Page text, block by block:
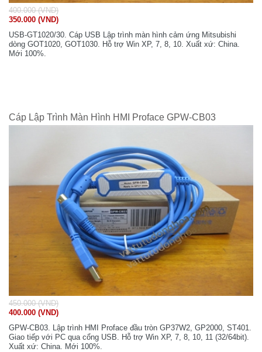
400.000 (VND)
350.000 (VND)
USB-GT1020/30. Cáp USB Lập trình màn hình cảm ứng Mitsubishi
dòng GOT1020, GOT1030. Hỗ trợ Win XP, 7, 8, 10. Xuất xứ: China.
Mới 100%.
Cáp Lập Trình Màn Hình HMI Proface GPW-CB03
450.000 (VND)
400.000 (VND)
GPW-CB03. Lập trình HMI Proface đầu tròn GP37W2, GP2000, ST401.
Giao tiếp với PC qua cổng USB. Hỗ trợ Win XP, 7, 8, 10, 11 (32/64bit).
Xuất xứ: China. Mới 100%.